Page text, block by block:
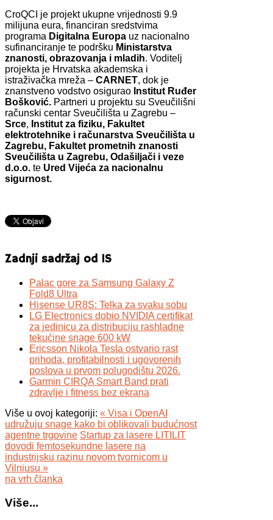
CroQCI je projekt ukupne vrijednosti 9.9
milijuna eura, financiran sredstvima
programa Digitalna Europa uz nacionalno
sufinanciranje te podršku Ministarstva
znanosti, obrazovanja i mladih. Voditelj
projekta je Hrvatska akademska i
istraživačka mreža – CARNET, dok je
znanstveno vodstvo osigurao Institut Ruđer
Bošković. Partneri u projektu su Sveučilišni
računski centar Sveučilišta u Zagrebu –
Srce, Institut za fiziku, Fakultet
elektrotehnike i računarstva Sveučilišta u
Zagrebu, Fakultet prometnih znanosti
Sveučilišta u Zagrebu, Odašiljači i veze
d.o.o. te Ured Vijeća za nacionalnu
sigurnost.
Zadnji sadržaj od IS
Palac gore za Samsung Galaxy Z
Fold8 Ultra
Hisense UR8S: Telka za svaku sobu
LG Electronics dobio NVIDIA certifikat
za jedinicu za distribuciju rashladne
tekućine snage 600 kW
Ericsson Nikola Tesla ostvario rast
prihoda, profitabilnosti i ugovorenih
poslova u prvom polugodištu 2026.
Garmin CIRQA Smart Band prati
zdravlje i fitness bez ekrana
Više u ovoj kategoriji: « Visa i OpenAI
udružuju snage kako bi oblikovali budućnost
agentne trgovine Startup za lasere LITILIT
dovodi femtosekundne lasere na
industrijsku razinu novom tvornicom u
Vilniusu »
na vrh članka
Više...